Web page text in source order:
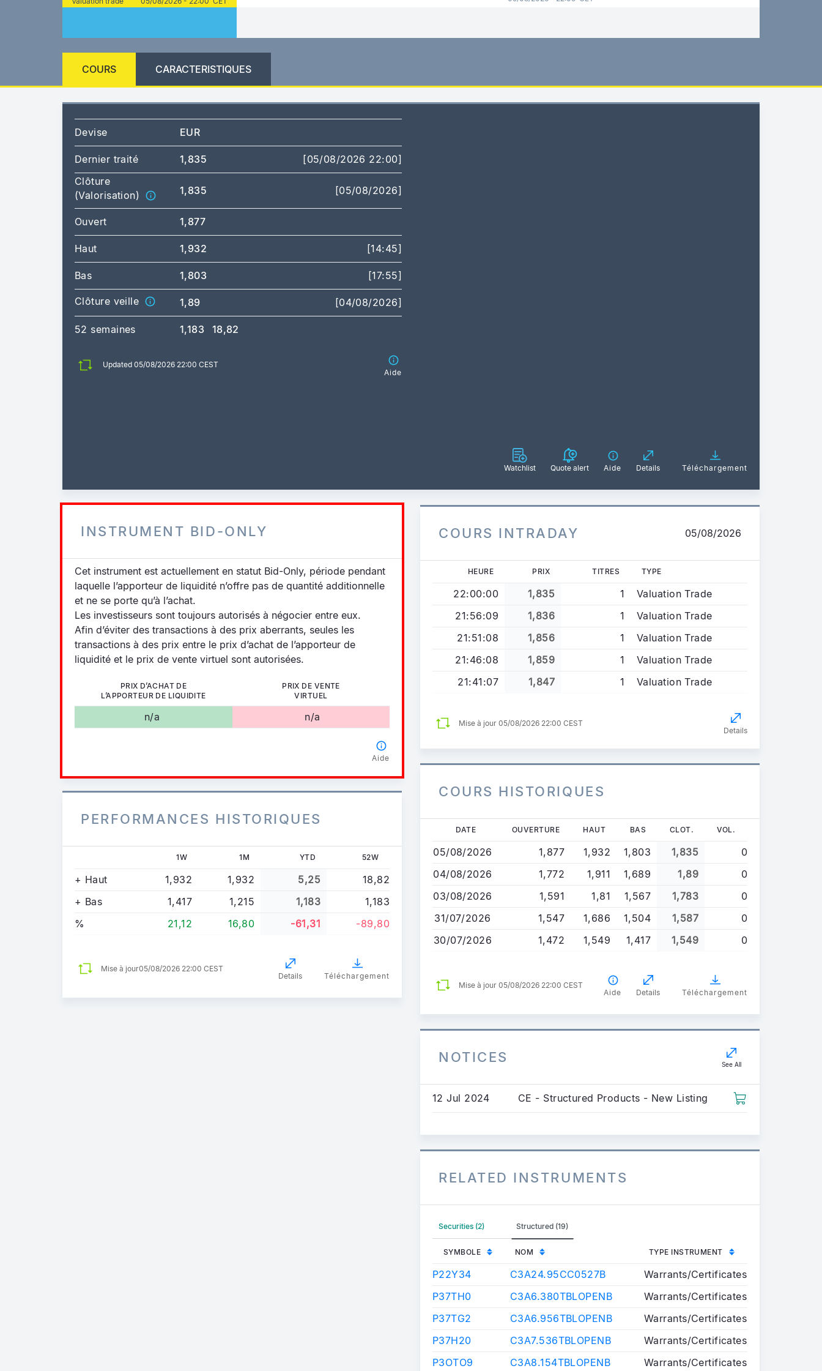
COURS CARACTERISTIQUES
Devise EUR
Dernier traité 1,835
[05/08/2026 22:00]
Clôture
(Valorisation)
1,835 [05/08/2026]
Ouvert 1,877
Haut 1,932 [14:45]
Bas 1,803 [17:55]
Clôture veille 1,89 [04/08/2026]
52 semaines 1,183 18,82
Updated 05/08/2026 22:00 CEST
Aide
Watchlist Quote alert Aide Details Téléchargement
INSTRUMENT BID-ONLY
Cet instrument est actuellement en statut Bid-Only, période pendant
laquelle l’apporteur de liquidité n’offre pas de quantité additionnelle
et ne se porte qu’à l’achat.
Les investisseurs sont toujours autorisés à négocier entre eux.
Afin d’éviter des transactions à des prix aberrants, seules les
transactions à des prix entre le prix d’achat de l’apporteur de
liquidité et le prix de vente virtuel sont autorisées.
PRIX D’ACHAT DE
L’APPORTEUR DE LIQUIDITE
PRIX DE VENTE
VIRTUEL
n/a n/a
Aide
PERFORMANCES HISTORIQUES
1W 1M YTD 52W
+ Haut 1,932 1,932 5,25
18,82
+ Bas
1,417 1,215 1,183
1,183
%
21,12 16,80 -61,31 -89,80
Mise à jour05/08/2026 22:00 CEST
Details
Téléchargement
COURS INTRADAY 05/08/2026
HEURE PRIX TITRES TYPE
22:00:00 1,835 1
Valuation Trade
21:56:09
1,836 1
Valuation Trade
21:51:08
1,856 1
Valuation Trade
21:46:08
1,859 1
Valuation Trade
21:41:07
1,847 1 Valuation Trade
Mise à jour 05/08/2026 22:00 CEST
Details
COURS HISTORIQUES
contenu
principal
DATE OUVERTURE HAUT BAS CLOT. VOL.
05/08/2026 1,877 1,932 1,803 1,835
0
04/08/2026
1,772 1,911 1,689 1,89
0
03/08/2026
1,591 1,81 1,567 1,783
0
31/07/2026
1,547 1,686 1,504 1,587
0
30/07/2026
1,472 1,549 1,417 1,549 0
Mise à jour 05/08/2026 22:00 CEST
Aide
Details Téléchargement
NOTICES See All
12 Jul 2024 CE - Structured Products - New Listing
RELATED INSTRUMENTS
Securities (2) Structured (19)
SYMBOLE NOM TYPE INSTRUMENT
P22Y34 C3A24.95CC0527B
Warrants/Certificates
P37TH0
C3A6.380TBLOPENB
Warrants/Certificates
P37TG2
C3A6.956TBLOPENB
Warrants/Certificates
P37H20
C3A7.536TBLOPENB
Warrants/Certificates
P3OTO9
C3A8.154TBLOPENB Warrants/Certificates